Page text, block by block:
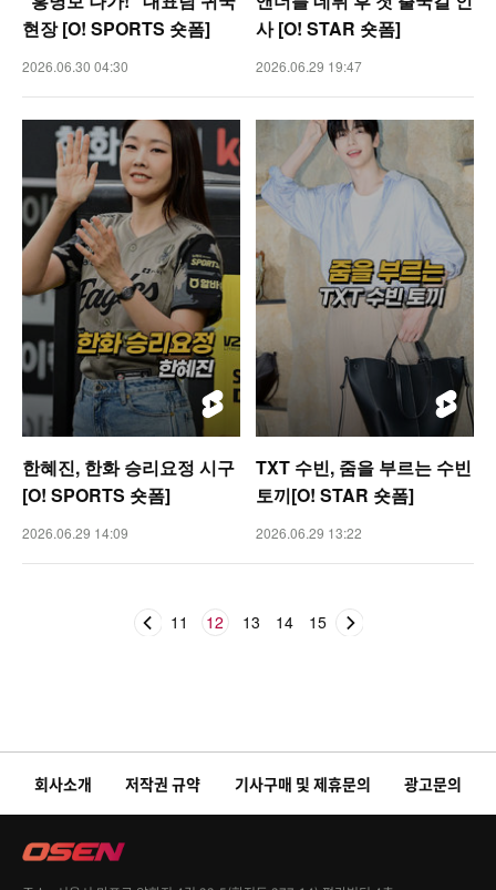
현장 [O! SPORTS 숏폼]
2026.06.30 04:30
사 [O! STAR 숏폼]
2026.06.29 19:47
한혜진, 한화 승리요정 시구
[O! SPORTS 숏폼]
2026.06.29 14:09
TXT 수빈, 줌을 부르는 수빈
토끼[O! STAR 숏폼]
2026.06.29 13:22
11 12 13 14 15
회사소개 저작권 규약 기사구매 및 제휴문의 광고문의